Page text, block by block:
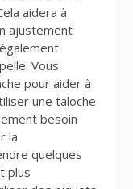
aidera à
ajustement
Vous
pour aider à
une taloche
besoin
la
quelques
plus